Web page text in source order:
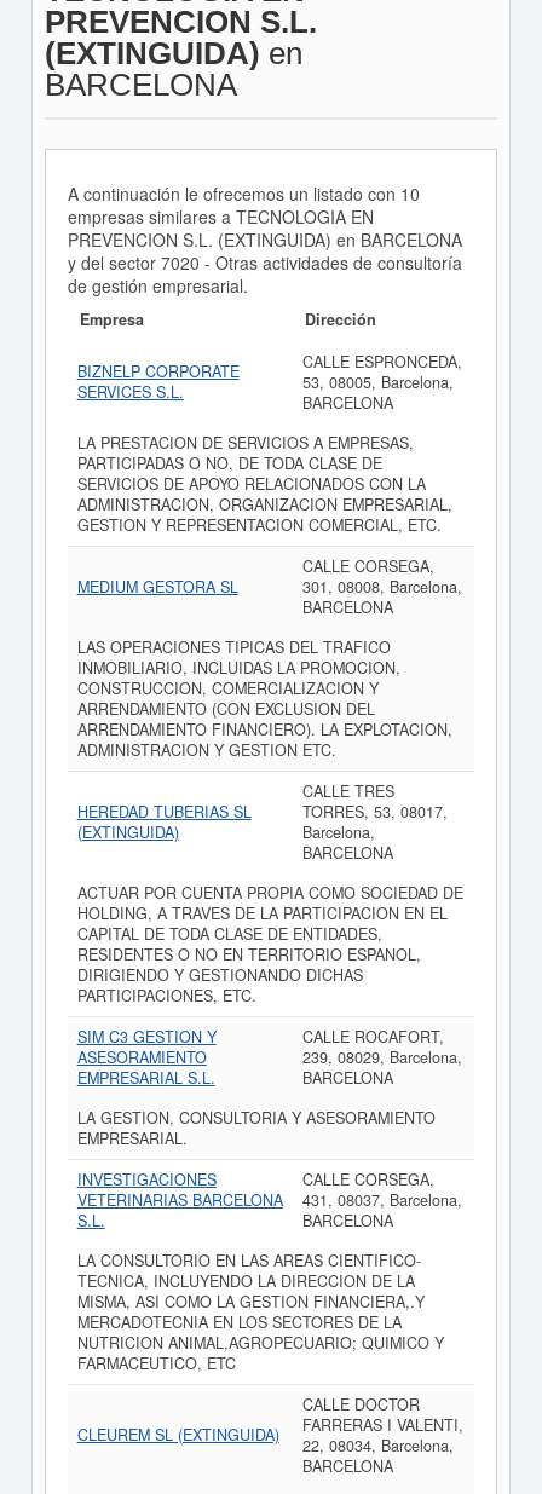
PREVENCION S.L.
(EXTINGUIDA) en
BARCELONA
A continuación le ofrecemos un listado con 10
empresas similares a TECNOLOGIA EN
PREVENCION S.L. (EXTINGUIDA) en BARCELONA
y del sector 7020 - Otras actividades de consultoría
de gestión empresarial.
Empresa Dirección
BIZNELP CORPORATE
SERVICES S.L.
CALLE ESPRONCEDA,
53, 08005, Barcelona,
BARCELONA
LA PRESTACION DE SERVICIOS A EMPRESAS,
PARTICIPADAS O NO, DE TODA CLASE DE
SERVICIOS DE APOYO RELACIONADOS CON LA
ADMINISTRACION, ORGANIZACION EMPRESARIAL,
GESTION Y REPRESENTACION COMERCIAL, ETC.
MEDIUM GESTORA SL
CALLE CORSEGA,
301, 08008, Barcelona,
BARCELONA
LAS OPERACIONES TIPICAS DEL TRAFICO
INMOBILIARIO, INCLUIDAS LA PROMOCION,
CONSTRUCCION, COMERCIALIZACION Y
ARRENDAMIENTO (CON EXCLUSION DEL
ARRENDAMIENTO FINANCIERO). LA EXPLOTACION,
ADMINISTRACION Y GESTION ETC.
HEREDAD TUBERIAS SL
(EXTINGUIDA)
CALLE TRES
TORRES, 53, 08017,
Barcelona,
BARCELONA
ACTUAR POR CUENTA PROPIA COMO SOCIEDAD DE
HOLDING, A TRAVES DE LA PARTICIPACION EN EL
CAPITAL DE TODA CLASE DE ENTIDADES,
RESIDENTES O NO EN TERRITORIO ESPANOL,
DIRIGIENDO Y GESTIONANDO DICHAS
PARTICIPACIONES, ETC.
SIM C3 GESTION Y
ASESORAMIENTO
EMPRESARIAL S.L.
CALLE ROCAFORT,
239, 08029, Barcelona,
BARCELONA
LA GESTION, CONSULTORIA Y ASESORAMIENTO
EMPRESARIAL.
INVESTIGACIONES
VETERINARIAS BARCELONA
S.L.
CALLE CORSEGA,
431, 08037, Barcelona,
BARCELONA
LA CONSULTORIO EN LAS AREAS CIENTIFICO-
TECNICA, INCLUYENDO LA DIRECCION DE LA
MISMA, ASI COMO LA GESTION FINANCIERA,.Y
MERCADOTECNIA EN LOS SECTORES DE LA
NUTRICION ANIMAL,AGROPECUARIO; QUIMICO Y
FARMACEUTICO, ETC
CLEUREM SL (EXTINGUIDA)
CALLE DOCTOR
FARRERAS I VALENTI,
22, 08034, Barcelona,
BARCELONA